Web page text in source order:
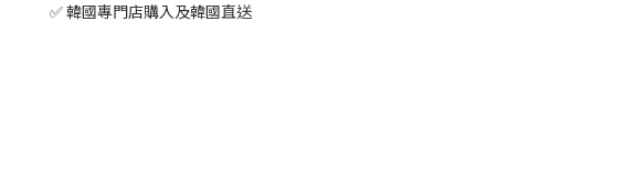
✅ 韓國專門店購入及韓國直送